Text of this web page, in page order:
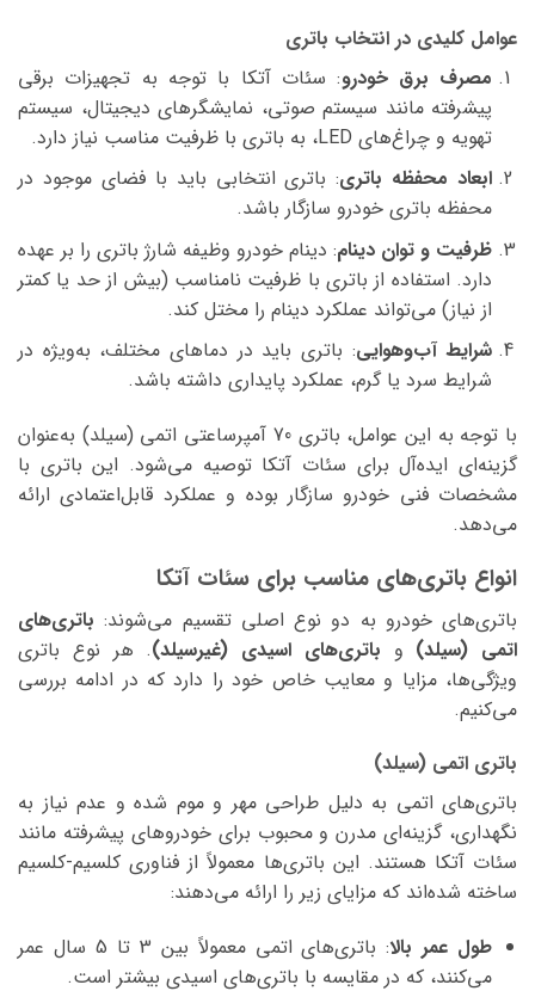
عوامل کلیدی در انتخاب باتری
مصرف برق خودرو: سئات آتکا با توجه به تجهیزات برقی
پیشرفته مانند سیستم صوتی، نمایشگرهای دیجیتال، سیستم
تهویه و چراغ‌های LED، به باتری با ظرفیت مناسب نیاز دارد.
ابعاد محفظه باتری: باتری انتخابی باید با فضای موجود در
محفظه باتری خودرو سازگار باشد.
ظرفیت و توان دینام: دینام خودرو وظیفه شارژ باتری را بر عهده
دارد. استفاده از باتری با ظرفیت نامناسب (بیش از حد یا کمتر
از نیاز) می‌تواند عملکرد دینام را مختل کند.
شرایط آب‌وهوایی: باتری باید در دماهای مختلف، به‌ویژه در
شرایط سرد یا گرم، عملکرد پایداری داشته باشد.
با توجه به این عوامل، باتری 70 آمپرساعتی اتمی (سیلد) به‌عنوان
گزینه‌ای ایده‌آل برای سئات آتکا توصیه می‌شود. این باتری با
مشخصات فنی خودرو سازگار بوده و عملکرد قابل‌اعتمادی ارائه
می‌دهد.
انواع باتری‌های مناسب برای سئات آتکا
باتری‌های خودرو به دو نوع اصلی تقسیم می‌شوند: باتری‌های
اتمی (سیلد) و باتری‌های اسیدی (غیرسیلد). هر نوع باتری
ویژگی‌ها، مزایا و معایب خاص خود را دارد که در ادامه بررسی
می‌کنیم.
باتری اتمی (سیلد)
باتری‌های اتمی به دلیل طراحی مهر و موم شده و عدم نیاز به
نگهداری، گزینه‌ای مدرن و محبوب برای خودروهای پیشرفته مانند
سئات آتکا هستند. این باتری‌ها معمولاً از فناوری کلسیم-کلسیم
ساخته شده‌اند که مزایای زیر را ارائه می‌دهند:
طول عمر بالا
: باتری‌های اتمی معمولاً بین 3 تا 5 سال عمر
می‌کنند، که در مقایسه با باتری‌های اسیدی بیشتر است.